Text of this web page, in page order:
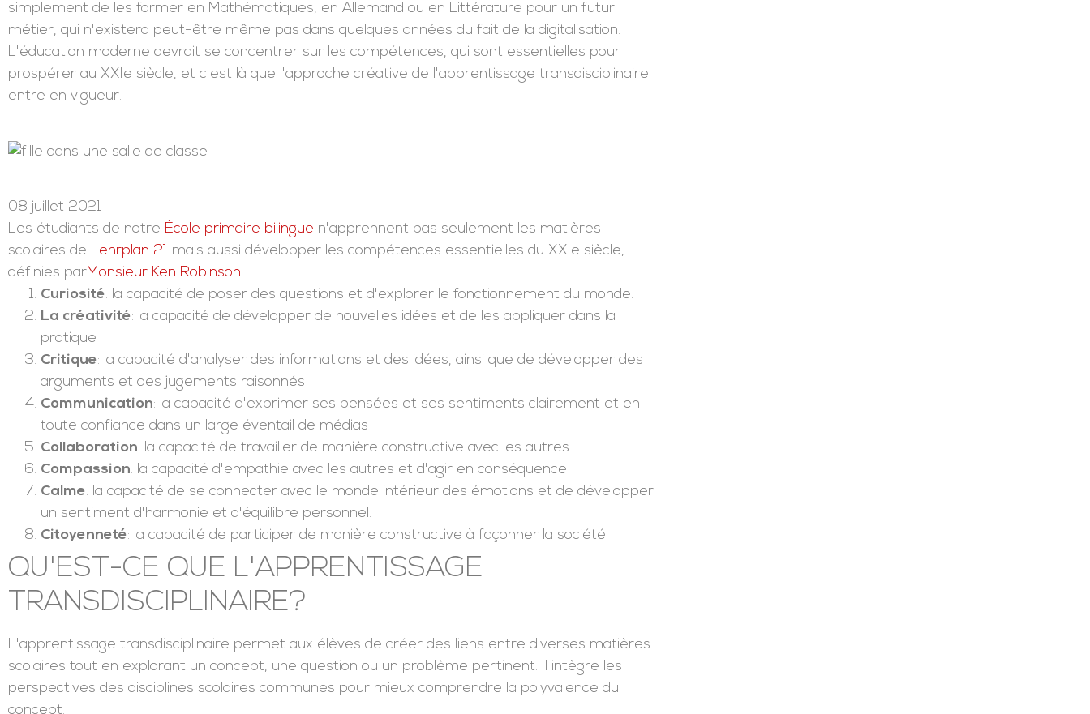
simplement de les former en Mathématiques, en Allemand ou en Littérature pour un futur
métier, qui n'existera peut-être même pas dans quelques années du fait de la digitalisation.
L'éducation moderne devrait se concentrer sur les compétences, qui sont essentielles pour
prospérer au XXIe siècle, et c'est là que l'approche créative de l'apprentissage transdisciplinaire
entre en vigueur.
08 juillet 2021
Les étudiants de notre École primaire bilingue n'apprennent pas seulement les matières
scolaires de Lehrplan 21 mais aussi développer les compétences essentielles du XXIe siècle,
définies parMonsieur Ken Robinson:
Curiosité: la capacité de poser des questions et d'explorer le fonctionnement du monde.
La créativité: la capacité de développer de nouvelles idées et de les appliquer dans la
pratique
Critique: la capacité d'analyser des informations et des idées, ainsi que de développer des
arguments et des jugements raisonnés
Communication: la capacité d'exprimer ses pensées et ses sentiments clairement et en
toute confiance dans un large éventail de médias
Collaboration: la capacité de travailler de manière constructive avec les autres
Compassion: la capacité d'empathie avec les autres et d'agir en conséquence
Calme: la capacité de se connecter avec le monde intérieur des émotions et de développer
un sentiment d'harmonie et d'équilibre personnel.
Citoyenneté: la capacité de participer de manière constructive à façonner la société.
QU'EST-CE QUE L'APPRENTISSAGE
TRANSDISCIPLINAIRE?
L'apprentissage transdisciplinaire permet aux élèves de créer des liens entre diverses matières
scolaires tout en explorant un concept, une question ou un problème pertinent. Il intègre les
perspectives des disciplines scolaires communes pour mieux comprendre la polyvalence du
concept.